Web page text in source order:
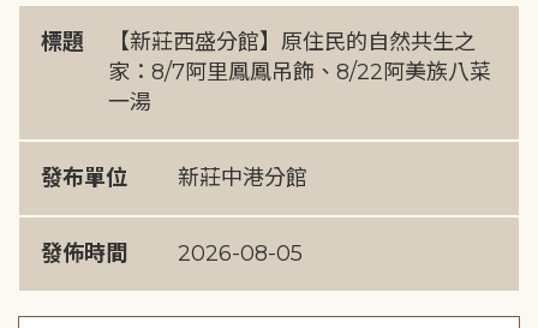
標題
【新莊西盛分館】原住民的自然共生之
家：8/7阿里鳳鳳吊飾、8/22阿美族八菜
一湯
發布單位 新莊中港分館
發佈時間 2026-08-05